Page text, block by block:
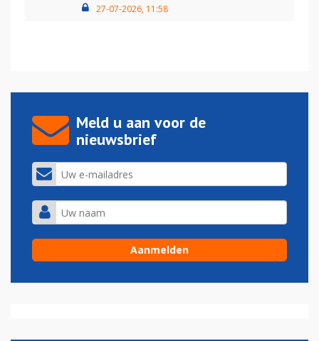
27-07-2026, 11:58
Meld u aan voor de
nieuwsbrief